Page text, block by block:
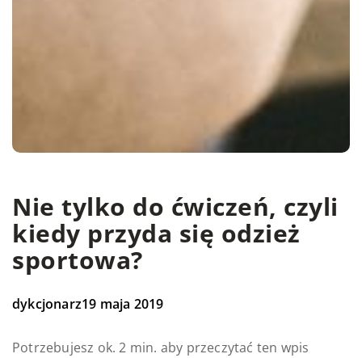
Nie tylko do ćwiczeń, czyli
kiedy przyda się odzież
sportowa?
dykcjonarz19 maja 2019
Potrzebujesz ok. 2 min. aby przeczytać ten wpis